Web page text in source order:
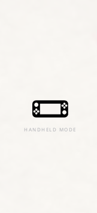
HANDHELD MODE